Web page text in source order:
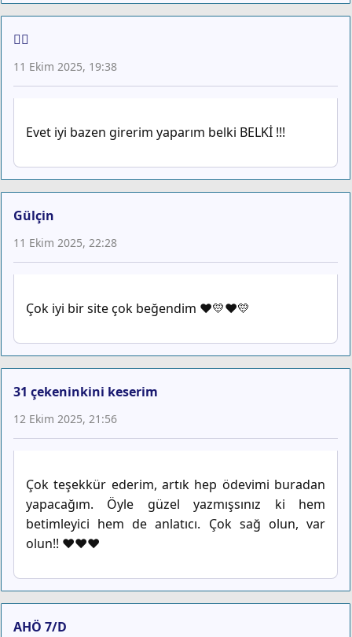
❤️‍🔥
11 Ekim 2025, 19:38
Evet iyi bazen girerim yaparım belki BELKİ !!!
Gülçin
11 Ekim 2025, 22:28
Çok iyi bir site çok beğendim ❤️💛❤️💛
31 çekeninkini keserim
12 Ekim 2025, 21:56
Çok teşekkür ederim, artık hep ödevimi buradan
yapacağım. Öyle güzel yazmışsınız ki hem
betimleyici hem de anlatıcı. Çok sağ olun, var
olun!! ❤️❤️❤️
AHÖ 7/D